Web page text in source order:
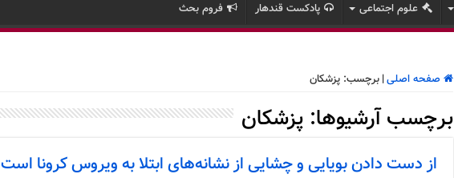
علوم اجتماعی پادکست قندهار فروم بحث
صفحه اصلی| برچسب: پزشکان
برچسب آرشیوها: پزشکان
از دست دادن بویایی و چشایی از نشانه‌های ابتلا به ویروس کرونا است